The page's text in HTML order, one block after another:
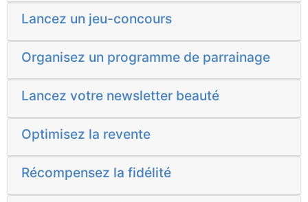
Lancez un jeu-concours
Organisez un programme de parrainage
Lancez votre newsletter beauté
Optimisez la revente
Récompensez la fidélité